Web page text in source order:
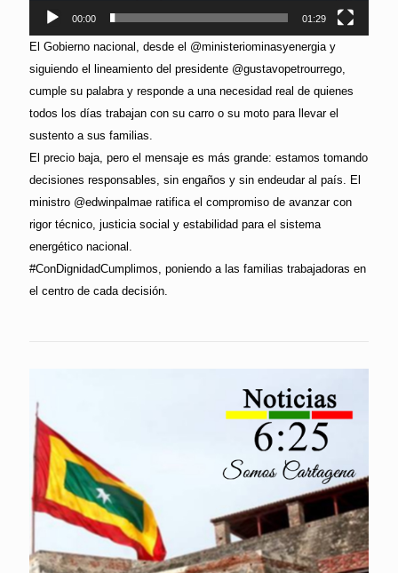
00:00 01:29
El Gobierno nacional, desde el @ministeriominasyenergia y
siguiendo el lineamiento del presidente @gustavopetrourrego,
cumple su palabra y responde a una necesidad real de quienes
todos los días trabajan con su carro o su moto para llevar el
sustento a sus familias.
El precio baja, pero el mensaje es más grande: estamos tomando
decisiones responsables, sin engaños y sin endeudar al país. El
ministro @edwinpalmae ratifica el compromiso de avanzar con
rigor técnico, justicia social y estabilidad para el sistema
energético nacional.
#ConDignidadCumplimos, poniendo a las familias trabajadoras en
el centro de cada decisión.